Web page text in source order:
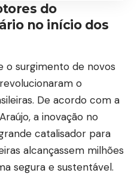
do
no início dos
o surgimento de novos
o
De acordo com a
a inovação no
catalisador para
alcançassem milhões
segura e sustentável.